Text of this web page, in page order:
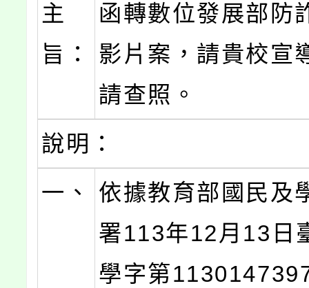
主
旨：
函轉數位發展部防
影片案，請貴校宣
請查照。
說明：
一、
依據教育部國民及
署113年12月13日
學字第